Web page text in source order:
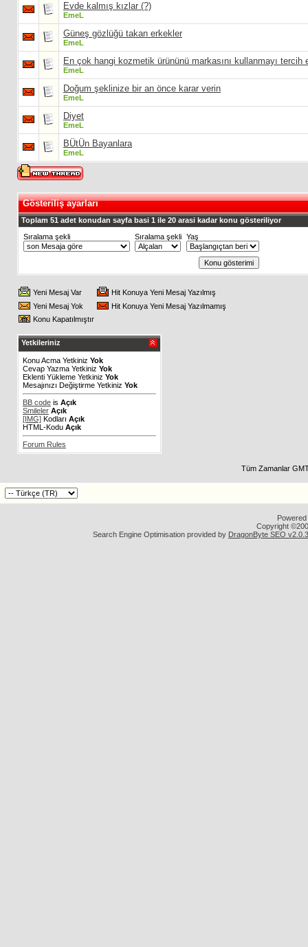
Evde kalmış kızlar (?)
EmeL
Güneş gözlüğü takan erkekler
EmeL
En çok hangi kozmetik ürününü markasını kullanmayı tercih
EmeL
Doğum şeklinize bir an önce karar verin
EmeL
Diyet
EmeL
BÜtÜn Bayanlara
EmeL
Gösteriliş ayarları
Toplam 51 adet konudan sayfa basi 1 ile 20 arasi kadar konu gösteriliyor
Sıralama şekli
Sıralama şekli Yaş
Yeni Mesaj Var
Hit Konuya Yeni Mesaj Yazılmış
Yeni Mesaj Yok
Hit Konuya Yeni Mesaj Yazılmamış
Konu Kapatılmıştır
Yetkileriniz
Konu Acma Yetkiniz Yok
Cevap Yazma Yetkiniz Yok
Eklenti Yükleme Yetkiniz Yok
Mesajınızı Değiştirme Yetkiniz Yok
BB code is Açık
Smileler Açık
[IMG] Kodları Açık
HTML-Kodu Açık
Forum Rules
Tüm Zamanlar
Copyright
Search Engine Optimisation provided by DragonByte SEO